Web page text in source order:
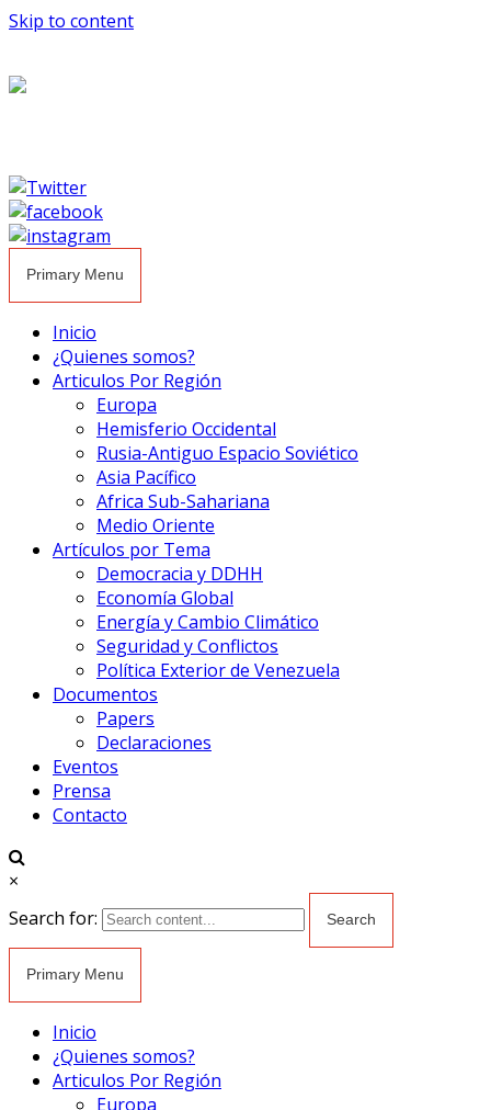
Skip to content
Primary Menu
Inicio
¿Quienes somos?
Articulos Por Región
Europa
Hemisferio Occidental
Rusia-Antiguo Espacio Soviético
Asia Pacífico
Africa Sub-Sahariana
Medio Oriente
Artículos por Tema
Democracia y DDHH
Economía Global
Energía y Cambio Climático
Seguridad y Conflictos
Política Exterior de Venezuela
Documentos
Papers
Declaraciones
Eventos
Prensa
Contacto
×
Search for:
Primary Menu
Inicio
¿Quienes somos?
Articulos Por Región
Europa